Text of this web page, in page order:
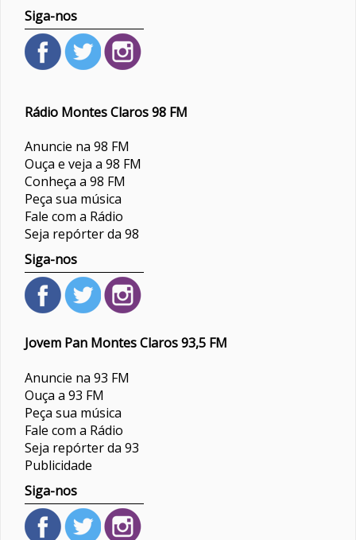
Siga-nos
Rádio Montes Claros 98 FM
Anuncie na 98 FM
Ouça e veja a 98 FM
Conheça a 98 FM
Peça sua música
Fale com a Rádio
Seja repórter da 98
Siga-nos
Jovem Pan Montes Claros 93,5 FM
Anuncie na 93 FM
Ouça a 93 FM
Peça sua música
Fale com a Rádio
Seja repórter da 93
Publicidade
Siga-nos